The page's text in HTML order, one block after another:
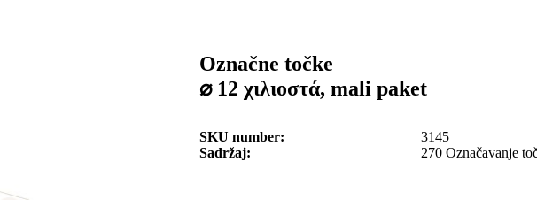
Označne točke
⌀ 12 χιλιοστά, mali paket
SKU number
3145
Sadržaj
270 Označavanje